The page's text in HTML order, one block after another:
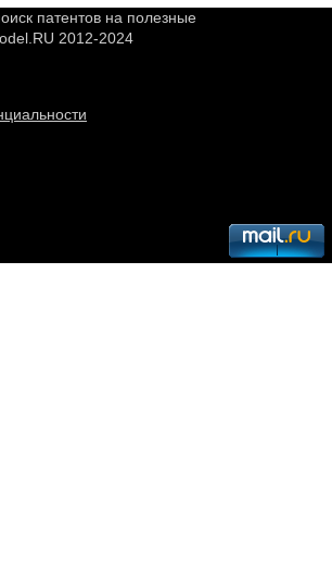
патентов на полезные
2012-2024